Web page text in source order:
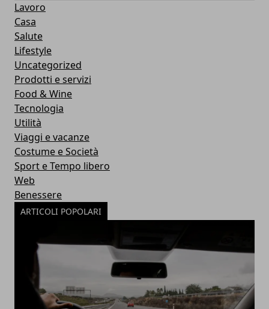
Lavoro
Casa
Salute
Lifestyle
Uncategorized
Prodotti e servizi
Food & Wine
Tecnologia
Utilità
Viaggi e vacanze
Costume e Società
Sport e Tempo libero
Web
Benessere
ARTICOLI POPOLARI